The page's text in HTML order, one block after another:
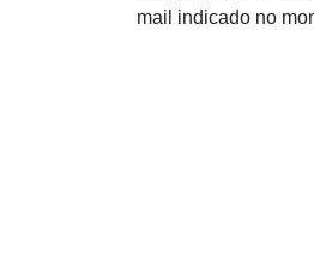
mail indicado no